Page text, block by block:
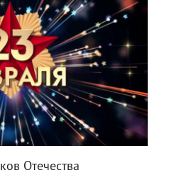
Отечества